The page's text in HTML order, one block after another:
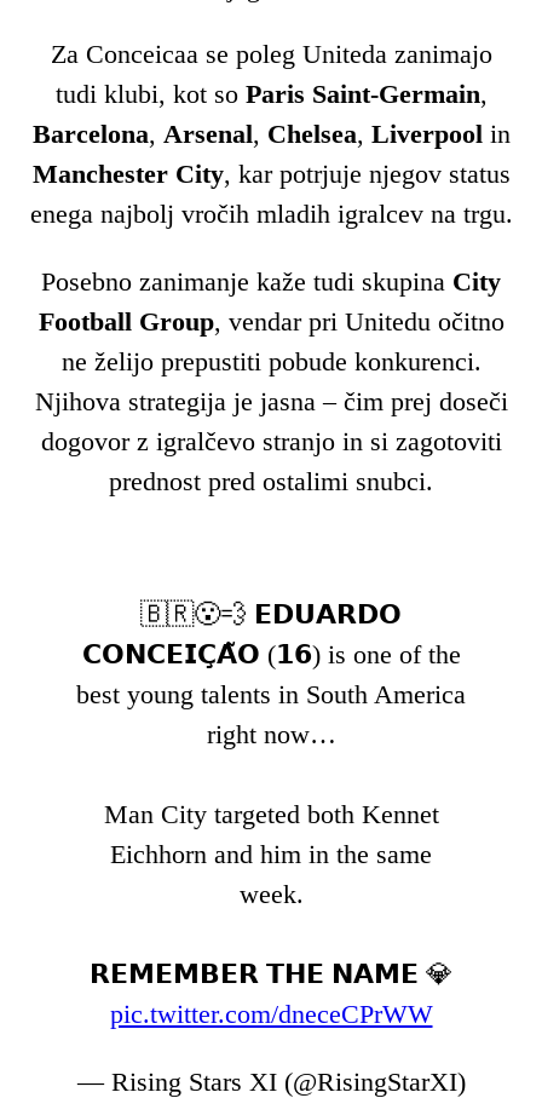
Za Conceicaa se poleg Uniteda zanimajo
tudi klubi, kot so Paris Saint-Germain,
Barcelona, Arsenal, Chelsea, Liverpoolin
Manchester City, kar potrjuje njegov status
enega najbolj vročih mladih igralcev na trgu.
Posebno zanimanje kaže tudi skupina City
Football Group, vendar pri Unitedu očitno
ne želijo prepustiti pobude konkurenci.
Njihova strategija je jasna – čim prej doseči
dogovor z igralčevo stranjo in si zagotoviti
prednost pred ostalimi snubci.
🇧🇷😮💨 𝗘𝗗𝗨𝗔𝗥𝗗𝗢
𝗖𝗢𝗡𝗖𝗘𝗜𝗖̧𝗔̃𝗢 (𝟭𝟲) is one of the
best young talents in South America
right now…
Man City targeted both Kennet
Eichhorn and him in the same
week.
𝗥𝗘𝗠𝗘𝗠𝗕𝗘𝗥 𝗧𝗛𝗘 𝗡𝗔𝗠𝗘 💎
pic.twitter.com/dneceCPrWW
— Rising Stars XI (@RisingStarXI)